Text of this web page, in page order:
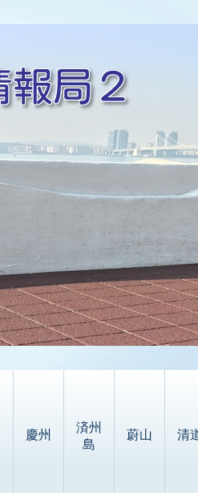
慶州
済州
島
蔚山 清